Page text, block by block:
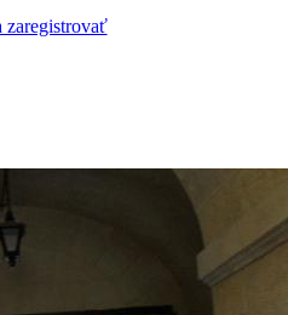
zaregistrovať